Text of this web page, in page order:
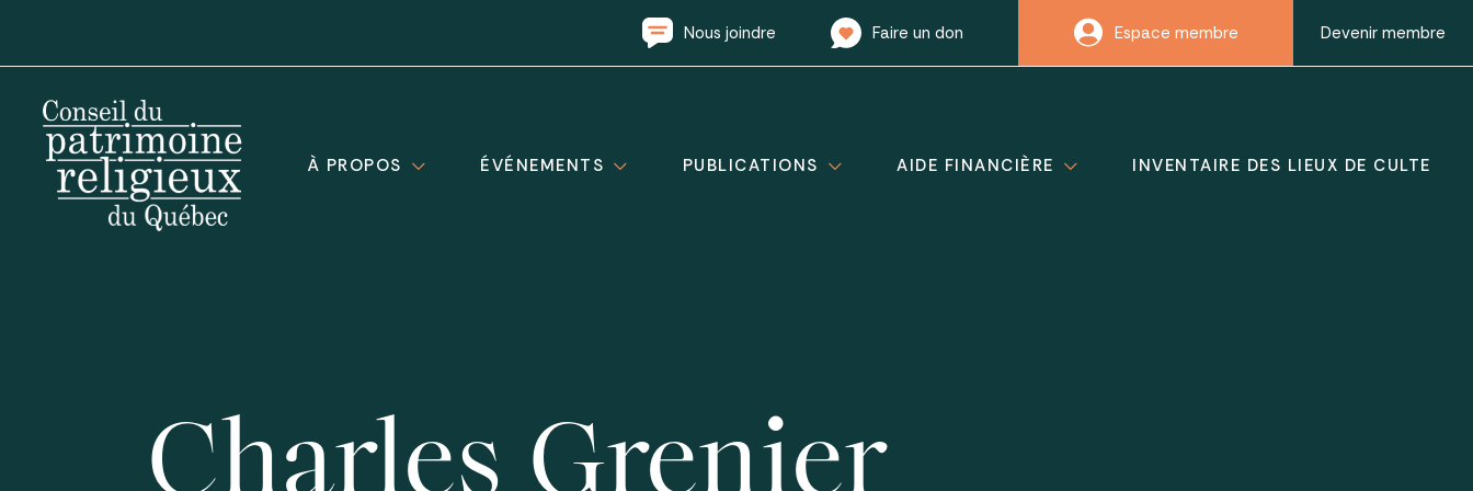
Nous joindre Faire un don Espace membre Devenir membre
À PROPOS ÉVÉNEMENTS PUBLICATIONS AIDE FINANCIÈRE INVENTAIRE DES LIEUX DE CULTE
Charles Grenier